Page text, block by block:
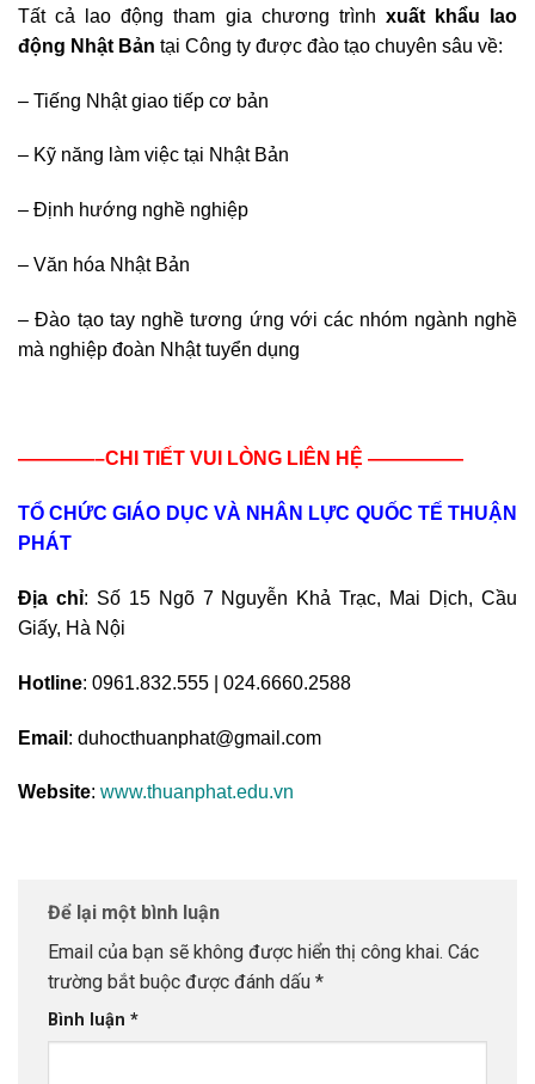
Tất cả lao động tham gia chương trình xuất khẩu lao
động Nhật Bản tại Công ty được đào tạo chuyên sâu về:
– Tiếng Nhật giao tiếp cơ bản
– Kỹ năng làm việc tại Nhật Bản
– Định hướng nghề nghiệp
– Văn hóa Nhật Bản
– Đào tạo tay nghề tương ứng với các nhóm ngành nghề
mà nghiệp đoàn Nhật tuyển dụng
————–CHI TIẾT VUI LÒNG LIÊN HỆ —————
TỔ CHỨC GIÁO DỤC VÀ NHÂN LỰC QUỐC TẾ THUẬN
PHÁT
Địa chỉ: Số 15 Ngõ 7 Nguyễn Khả Trạc, Mai Dịch, Cầu
Giấy, Hà Nội
Hotline: 0961.832.555 | 024.6660.2588
Email : duhocthuanphat@gmail.com
Website: www.thuanphat.edu.vn
Để lại một bình luận
Email của bạn sẽ không được hiển thị công khai. Các
trường bắt buộc được đánh dấu *
Bình luận *